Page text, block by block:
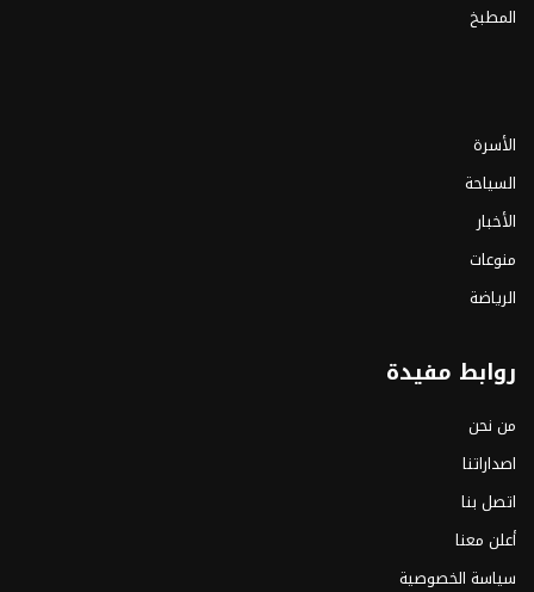
المطبخ
الأسرة
السياحة
الأخبار
منوعات
الرياضة
روابط مفيدة
من نحن
اصداراتنا
اتصل بنا
أعلن معنا
سياسة الخصوصية